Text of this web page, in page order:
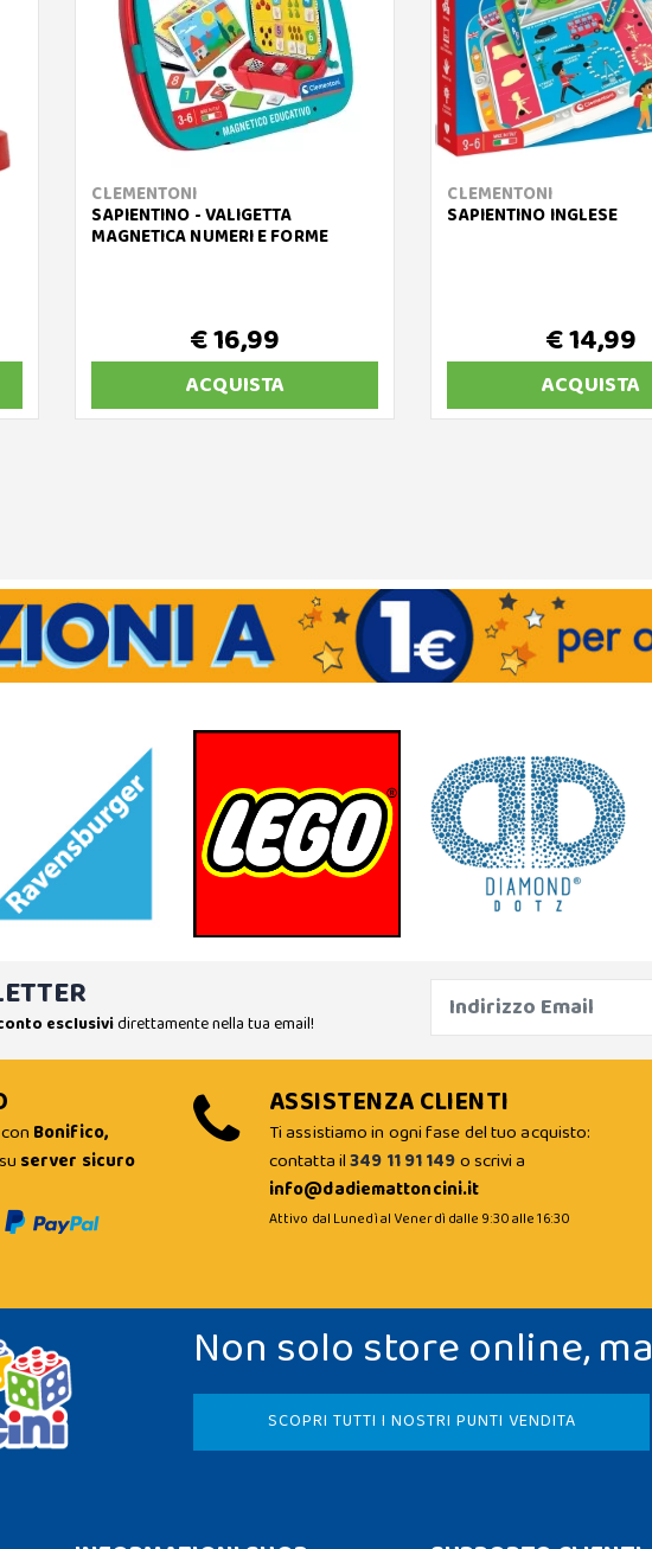
CLEMENTONI
SAPIENTINO - VALIGETTA
MAGNETICA NUMERI E FORME
€ 16,99
ACQUISTA
CLEMENTONI
SAPIENTINO INGLESE
€ 14,99
ACQUISTA
esclusividirettamente nella tua email!
Bonifico,
su server sicuro
ASSISTENZA CLIENTI
Ti assistiamo in ogni fase del tuo acquisto:
contatta il349 11 91 149o scrivi a
info@dadiemattoncini.it
Attivo dal Lunedì al Venerdì dalle 9:30 alle 16:30
Non solo store online, ma
SCOPRI TUTTI I NOSTRI PUNTI VENDITA